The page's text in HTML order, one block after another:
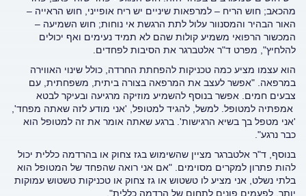
מהכאב; חוש הריח – למרפאות שיניים יש ריח אופייני, חוש הראייה –
האור הבהיר והמסנוור עלול לתת הרגשת אי נוחות; חוש השמיעה –
המכשור הרפואי משמיע קולות שהם לא תמיד נעימים ואף יכולים
להלחיץ", מפרט ד"ר אלטברגר את הסיבות לפחדים.
הוא עצמו מציע כמה טכניקות להפחתת החרדה, כולל שינוי האווירה
במרפאה. "אפשר לעצב את המרפאה בצורה ביתית, משפחתית, עם
צבעים חמים. אפשר בנוסף להשמיע מוזיקה מרגיעה ובעיקר לבטא
אמפתיה למטופל. למשל, להגיד למטופל, 'אני מודע לזה שאתה מפחד',
'אני מטפל בך בשיא הרגישות'. ברגע שאתה אומר את זה למטופל הוא
כבר נרגע".
בנוסף, ד"ר אלטברגר מציין שהשימוש בגז צחוק או בהרדמה כללית יכול
להות פתרון למקרים מסוימים. "אם אני רואה שהפחד של המטופל הוא
בלתי נשלט, אני מציע לו טשטוש או גז צחוק או טכניקות טשטוש עמוקות
יותר. לפעמים פונים לתחום של הרדמה כללית".